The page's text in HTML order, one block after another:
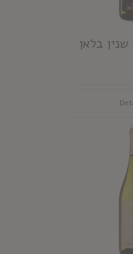
בלאן